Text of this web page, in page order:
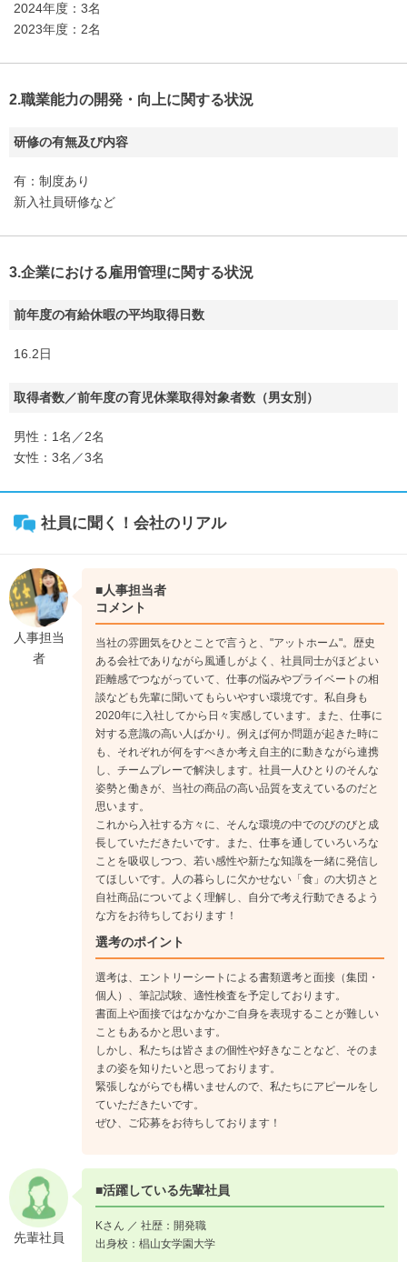
2024年度：3名
2023年度：2名
2.職業能力の開発・向上に関する状況
研修の有無及び内容
有：制度あり
新入社員研修など
3.企業における雇用管理に関する状況
前年度の有給休暇の平均取得日数
16.2日
取得者数／前年度の育児休業取得対象者数（男女別）
男性：1名／2名
女性：3名／3名
社員に聞く！会社のリアル
人事担当
者
■人事担当者
コメント
当社の雰囲気をひとことで言うと、"アットホーム"。歴史
ある会社でありながら風通しがよく、社員同士がほどよい
距離感でつながっていて、仕事の悩みやプライベートの相
談なども先輩に聞いてもらいやすい環境です。私自身も
2020年に入社してから日々実感しています。また、仕事に
対する意識の高い人ばかり。例えば何か問題が起きた時に
も、それぞれが何をすべきか考え自主的に動きながら連携
し、チームプレーで解決します。社員一人ひとりのそんな
姿勢と働きが、当社の商品の高い品質を支えているのだと
思います。
これから入社する方々に、そんな環境の中でのびのびと成
長していただきたいです。また、仕事を通していろいろな
ことを吸収しつつ、若い感性や新たな知識を一緒に発信し
てほしいです。人の暮らしに欠かせない「食」の大切さと
自社商品についてよく理解し、自分で考え行動できるよう
な方をお待ちしております！
選考のポイント
選考は、エントリーシートによる書類選考と面接（集団・
個人）、筆記試験、適性検査を予定しております。
書面上や面接ではなかなかご自身を表現することが難しい
こともあるかと思います。
しかし、私たちは皆さまの個性や好きなことなど、そのま
まの姿を知りたいと思っております。
緊張しながらでも構いませんので、私たちにアピールをし
ていただきたいです。
ぜひ、ご応募をお待ちしております！
先輩社員
■活躍している先輩社員
Kさん ／ 社歴：開発職
出身校：椙山女学園大学